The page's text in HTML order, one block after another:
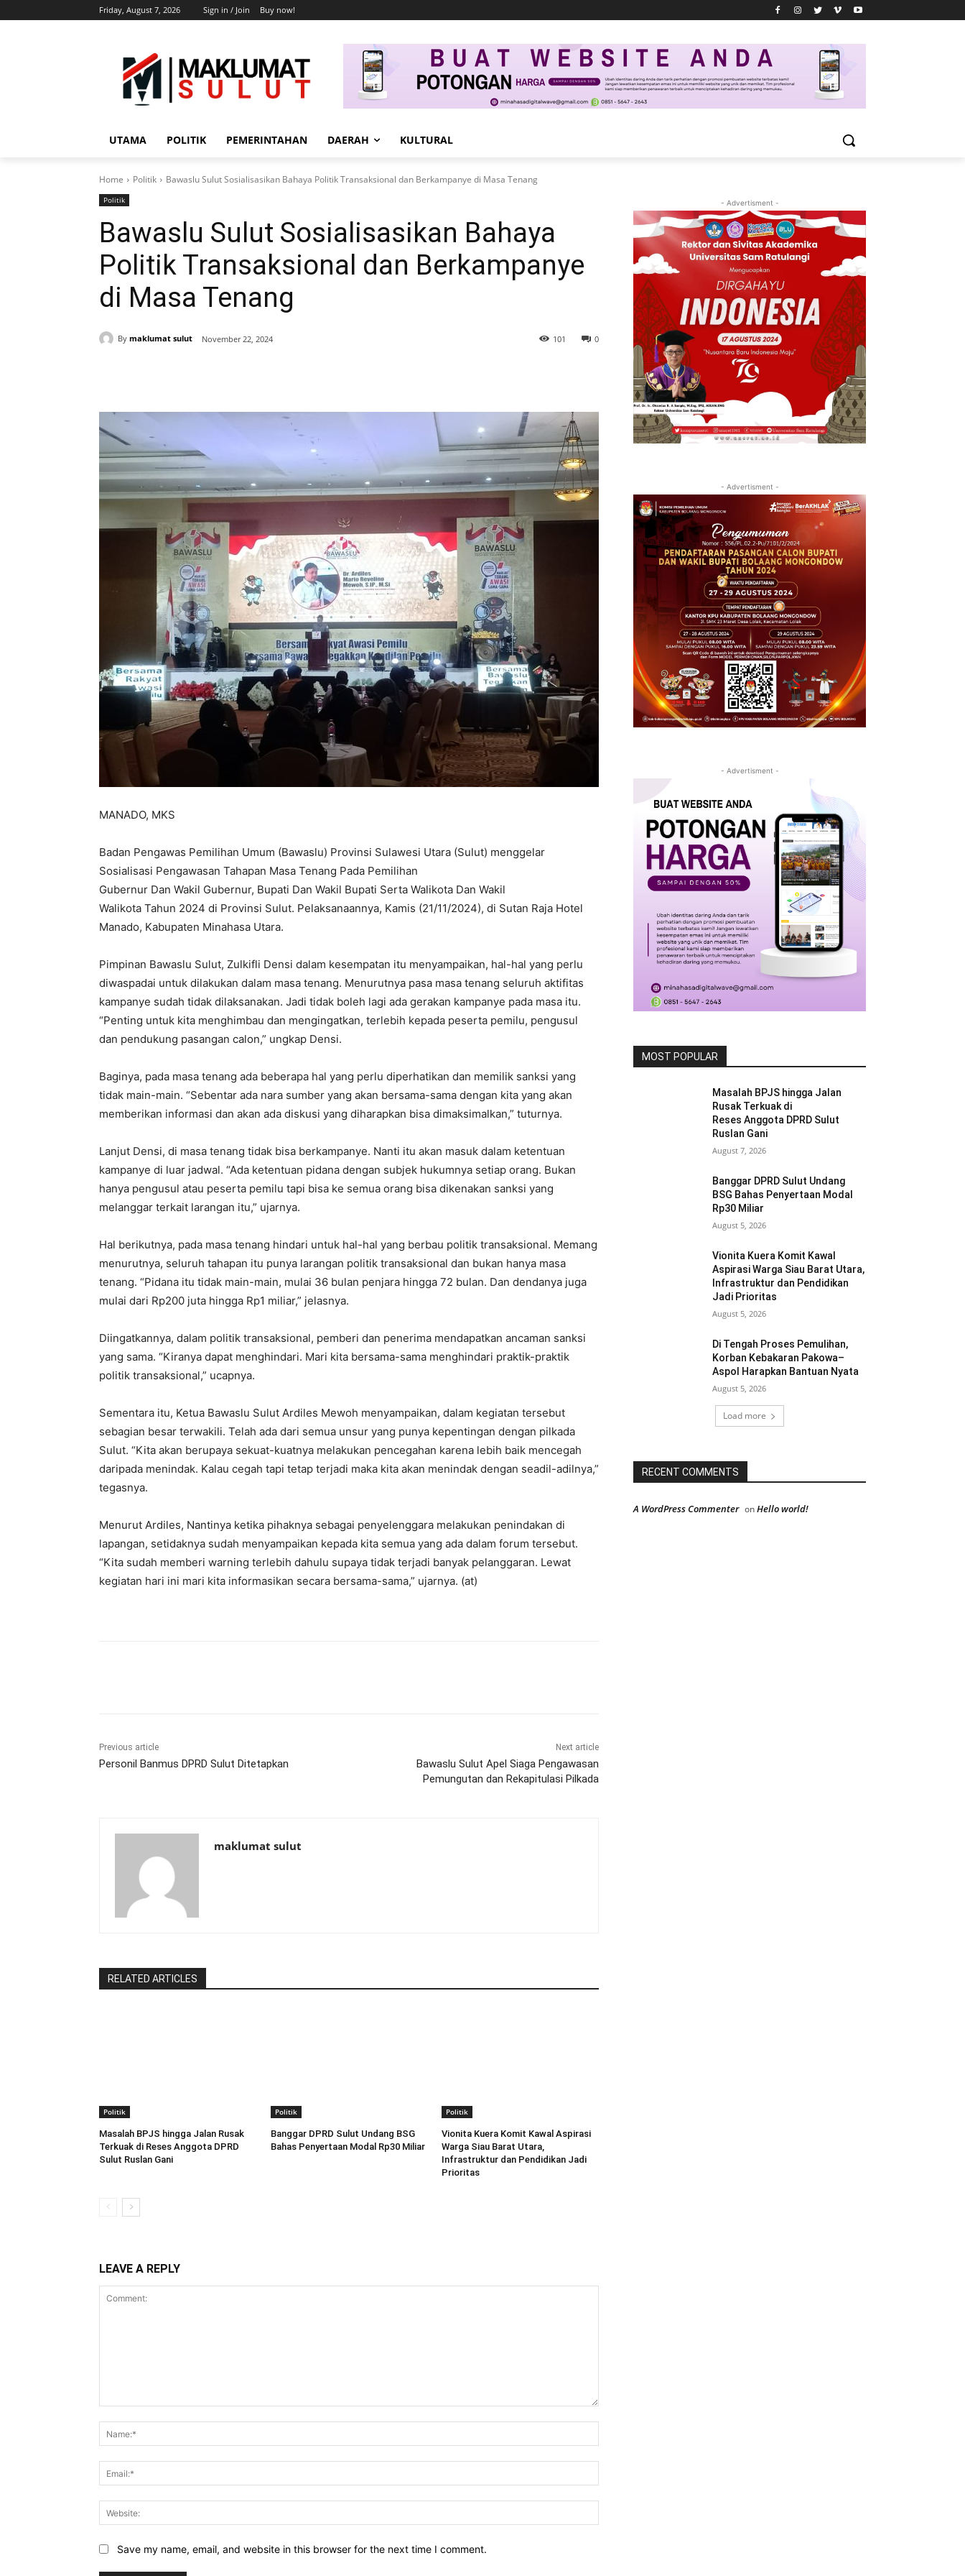
Friday, August 7, 2026 Sign in / Join Buy now!
UTAMA POLITIK PEMERINTAHAN DAERAH KULTURAL
Home Politik Bawaslu Sulut Sosialisasikan Bahaya Politik Transaksional dan Berkampanye di Masa Tenang
Politik
Bawaslu Sulut Sosialisasikan Bahaya
Politik Transaksional dan Berkampanye
di Masa Tenang
By maklumat sulut November 22, 2024 0
101
MANADO, MKS
Badan Pengawas Pemilihan Umum (Bawaslu) Provinsi Sulawesi Utara (Sulut) menggelar
Sosialisasi Pengawasan Tahapan Masa Tenang Pada Pemilihan
Gubernur Dan Wakil Gubernur, Bupati Dan Wakil Bupati Serta Walikota Dan Wakil
Walikota Tahun 2024 di Provinsi Sulut. Pelaksanaannya, Kamis (21/11/2024), di Sutan Raja Hotel
Manado, Kabupaten Minahasa Utara.
Pimpinan Bawaslu Sulut, Zulkifli Densi dalam kesempatan itu menyampaikan, hal-hal yang perlu
diwaspadai untuk dilakukan dalam masa tenang. Menurutnya pasa masa tenang seluruh aktifitas
kampanye sudah tidak dilaksanakan. Jadi tidak boleh lagi ada gerakan kampanye pada masa itu.
“Penting untuk kita menghimbau dan mengingatkan, terlebih kepada peserta pemilu, pengusul
dan pendukung pasangan calon,” ungkap Densi.
Baginya, pada masa tenang ada beberapa hal yang perlu diperhatikan dan memilik sanksi yang
tidak main-main. “Sebentar ada nara sumber yang akan bersama-sama dengan kita yang akan
memberikan informasi dan akan ada diskusi yang diharapkan bisa dimaksimalkan,” tuturnya.
Lanjut Densi, di masa tenang tidak bisa berkampanye. Nanti itu akan masuk dalam ketentuan
kampanye di luar jadwal. “Ada ketentuan pidana dengan subjek hukumnya setiap orang. Bukan
hanya pengusul atau peserta pemilu tapi bisa ke semua orang bisa dikenakan sanksi yang
melanggar terkait larangan itu,” ujarnya.
Hal berikutnya, pada masa tenang hindari untuk hal-hal yang berbau politik transaksional. Memang
menurutnya, seluruh tahapan itu punya larangan politik transaksional dan bukan hanya masa
tenang. “Pidana itu tidak main-main, mulai 36 bulan penjara hingga 72 bulan. Dan dendanya juga
mulai dari Rp200 juta hingga Rp1 miliar,” jelasnya.
Diingatkannya, dalam politik transaksional, pemberi dan penerima mendapatkan ancaman sanksi
yang sama. “Kiranya dapat menghindari. Mari kita bersama-sama menghindari praktik-praktik
politik transaksional,” ucapnya.
Sementara itu, Ketua Bawaslu Sulut Ardiles Mewoh menyampaikan, dalam kegiatan tersebut
sebagian besar terwakili. Telah ada dari semua unsur yang punya kepentingan dengan pilkada
Sulut. “Kita akan berupaya sekuat-kuatnya melakukan pencegahan karena lebih baik mencegah
daripada menindak. Kalau cegah tapi tetap terjadi maka kita akan menindak dengan seadil-adilnya,”
tegasnya.
Menurut Ardiles, Nantinya ketika pihaknya sebagai penyelenggara melakukan penindakan di
lapangan, setidaknya sudah menyampaikan kepada kita semua yang ada dalam forum tersebut.
“Kita sudah memberi warning terlebih dahulu supaya tidak terjadi banyak pelanggaran. Lewat
kegiatan hari ini mari kita informasikan secara bersama-sama,” ujarnya. (at)
Previous article
Personil Banmus DPRD Sulut Ditetapkan
Next article
Bawaslu Sulut Apel Siaga Pengawasan
Pemungutan dan Rekapitulasi Pilkada
maklumat sulut
RELATED ARTICLES
Politik
Masalah BPJS hingga Jalan Rusak
Terkuak di Reses Anggota DPRD
Sulut Ruslan Gani
Politik
Banggar DPRD Sulut Undang BSG
Bahas Penyertaan Modal Rp30 Miliar
Politik
Vionita Kuera Komit Kawal Aspirasi
Warga Siau Barat Utara,
Infrastruktur dan Pendidikan Jadi
Prioritas
LEAVE A REPLY
Save my name, email, and website in this browser for the next time I comment.
- Advertisment -
- Advertisment -
- Advertisment -
MOST POPULAR
Masalah BPJS hingga Jalan
Rusak Terkuak di
Reses Anggota DPRD Sulut
Ruslan Gani
August 7, 2026
Banggar DPRD Sulut Undang
BSG Bahas Penyertaan Modal
Rp30 Miliar
August 5, 2026
Vionita Kuera Komit Kawal
Aspirasi Warga Siau Barat Utara,
Infrastruktur dan Pendidikan
Jadi Prioritas
August 5, 2026
Di Tengah Proses Pemulihan,
Korban Kebakaran Pakowa–
Aspol Harapkan Bantuan Nyata
August 5, 2026
Load more
RECENT COMMENTS
A WordPress Commenter onHello world!